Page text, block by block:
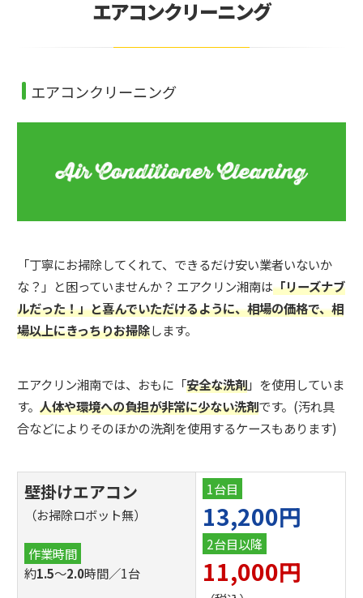
エアコンクリーニング
エアコンクリーニング
「丁寧にお掃除してくれて、できるだけ安い業者いないか
な？」と困っていませんか？ エアクリン湘南は「リーズナブ
ルだった！」と喜んでいただけるように、相場の価格で、相
場以上にきっちりお掃除します。
エアクリン湘南では、おもに「安全な洗剤」を使用していま
す。 人体や環境への負担が非常に少ない洗剤です。(汚れ具
合などによりそのほかの洗剤を使用するケースもあります)
壁掛けエアコン
（お掃除ロボット無）
作業時間
約1.5～2.0時間／1台
1台目
13,200円
2台目以降
11,000円